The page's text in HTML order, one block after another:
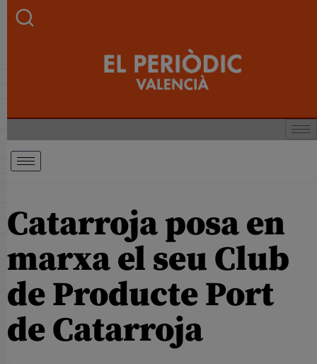
Catarroja posa en
marxa el seu Club
de Producte Port
de Catarroja